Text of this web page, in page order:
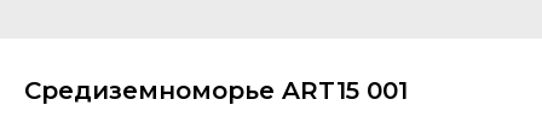
Средиземноморье ART15 001